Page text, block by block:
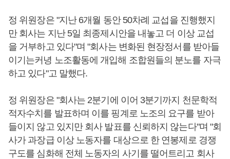
정 위원장은 "지난 6개월 동안 50차례 교섭을 진행했지
만 회사는 지난 5일 최종제시안을 내놓고 더 이상 교섭
을 거부하고 있다"며 "회사는 변화된 현장정서를 받아들
이기는커녕 노조활동에 개입해 조합원들의 분노를 자극
하고 있다"고 말했다.
정 위원장은 "회사는 2분기에 이어 3분기까지 천문학적
적자수치를 발표하며 이를 핑계로 노조의 요구를 받아
들이지 않고 있지만 회사 발표를 신뢰하지 않는다"며 "회
사가 과장급 이상 노동자를 대상으로 한 연봉제로 경쟁
구도를 심화해 전체 노동자의 사기를 떨어트리고 회사